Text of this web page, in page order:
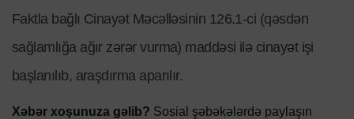
Faktla bağlı Cinayət Məcəlləsinin 126.1-ci (qəsdən
sağlamlığa ağır zərər vurma) maddəsi ilə cinayət işi
başlanılıb, araşdırma aparılır.
Xəbər xoşunuza gəlib? Sosial şəbəkələrdə paylaşın